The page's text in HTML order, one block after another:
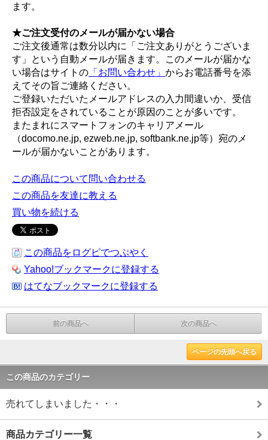
ます。
★ご注文受付のメールが届かない場合
ご注文後通常は数分以内に「ご注文ありがとうございま
す」という自動メールが届きます。このメールが届かな
い場合はサイトの 「お問い合わせ」 からお電話番号を添
えてその旨ご連絡ください。
ご登録いただいたメールアドレスの入力間違いか、受信
拒否設定をされていることが原因のことが多いです。
またまれにスマートフォンのキャリアメール
（docomo.ne.jp, ezweb.ne.jp, softbank.ne.jp等）宛のメ
ールが届かないことがあります。
この商品について問い合わせる
この商品を友達に教える
買い物を続ける
この商品をログピでつぶやく
Yahoo!ブックマークに登録する
はてなブックマークに登録する
前の商品へ 次の商品へ
ページの先頭へ戻る
この商品のカテゴリー
売れてしまいました・・・
商品カテゴリー一覧